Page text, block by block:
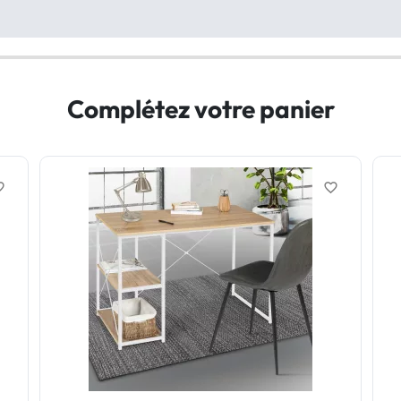
Complétez votre panier
favorite_border